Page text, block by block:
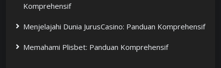
Komprehensif
Menjelajahi Dunia JurusCasino: Panduan Komprehensif
Memahami Plisbet: Panduan Komprehensif